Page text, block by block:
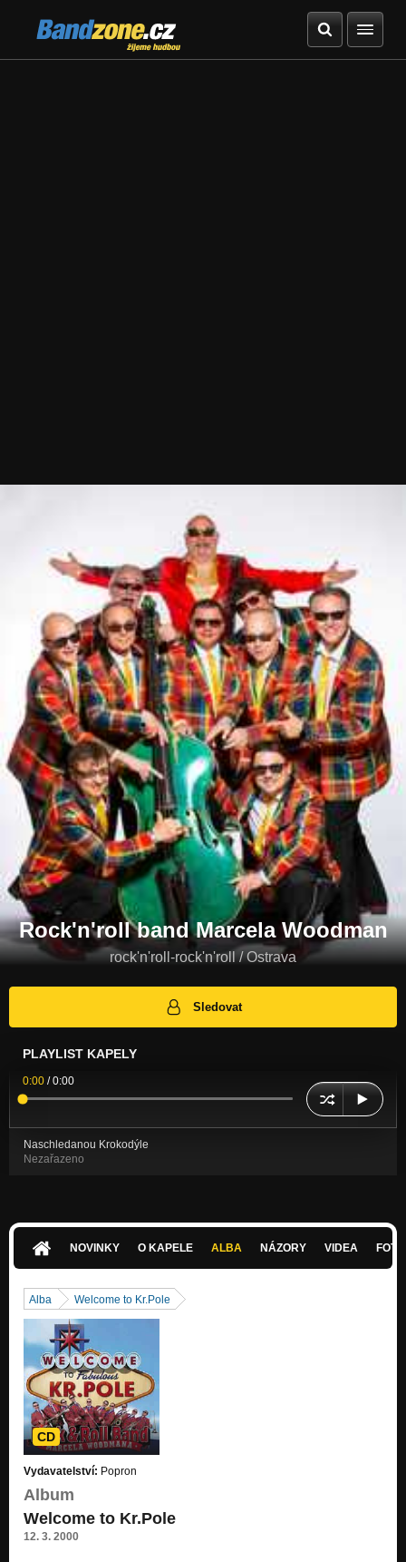
Bandzone.cz
žijeme hudbou
Rock'n'roll band Marcela Woodman
rock'n'roll-rock'n'roll / Ostrava
Sledovat
PLAYLIST KAPELY
0:00 /0:00
Naschledanou Krokodýle
Nezařazeno
NOVINKY O KAPELE ALBA NÁZORY VIDEA
Alba Welcome to Kr.Pole
CD
Vydavatelství: Popron
Album
Welcome to Kr.Pole
12. 3. 2000